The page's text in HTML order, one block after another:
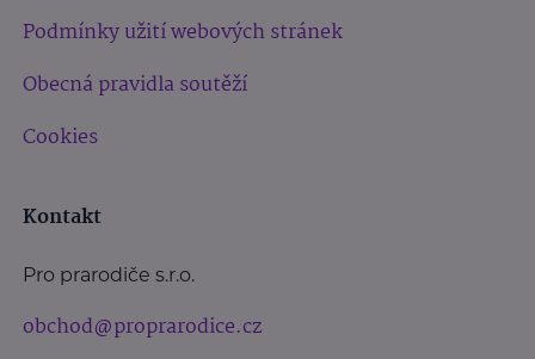
Podmínky užití webových stránek
Obecná pravidla soutěží
Cookies
Kontakt
Pro prarodiče s.r.o.
obchod@proprarodice.cz